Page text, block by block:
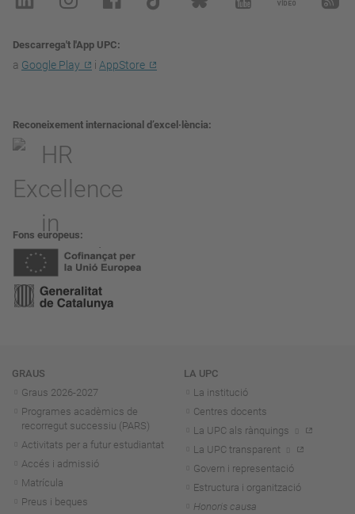
Descarrega't l'App UPC
a Google Play i AppStore
Reconeixement internacional d’excel·lència
Fons europeus
Navegació
GRAUS
Graus 2026-2027
Programes acadèmics de
recorregut successiu (PARS)
Activitats per a futur estudiantat
Accés i admissió
Matrícula
Preus i beques
LA UPC
La institució
Centres docents
La UPC als rànquings
La UPC transparent
Govern i representació
Estructura i organització
Honoris causa